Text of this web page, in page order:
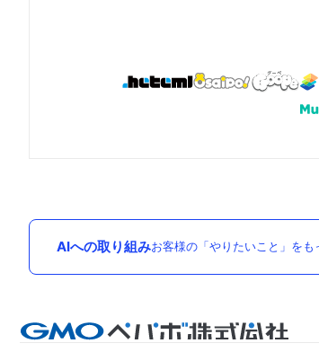
AIへの取り組みお客様の「やりたいこと」を